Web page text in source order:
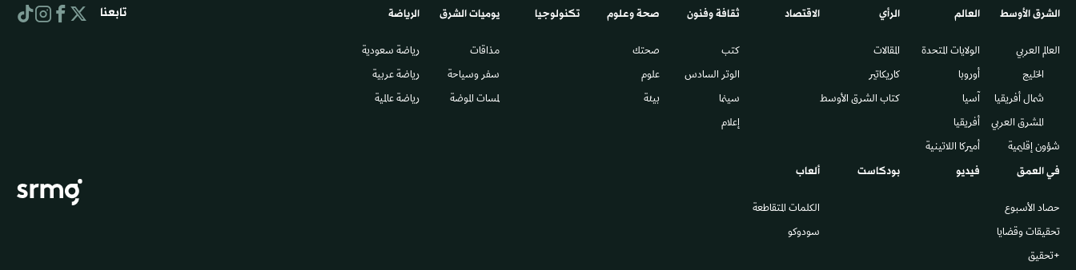
الشرق الأوسط​
العالم العربي
الخليج
شمال أفريقيا
المشرق العربي
شؤون إقليمية
العالم
الولايات المتحدة
أوروبا
آسيا
أفريقيا
أميركا اللاتينية
الرأي
المقالات
كاريكاتير
كتاب الشرق الأوسط
الاقتصاد ثقافة وفنون
كتب
الوتر السادس​
سينما
إعلام
صحة وعلوم
صحتك
علوم
بيئة
تكنولوجيا يوميات الشرق​
مذاقات
سفر وسياحة
لمسات الموضة
الرياضة
رياضة سعودية
رياضة عربية
رياضة عالمية
في العمق
حصاد الأسبوع
تحقيقات وقضايا
+تحقيق
فيديو بودكاست ألعاب
الكلمات المتقاطعة
سودوكو
تابعنا